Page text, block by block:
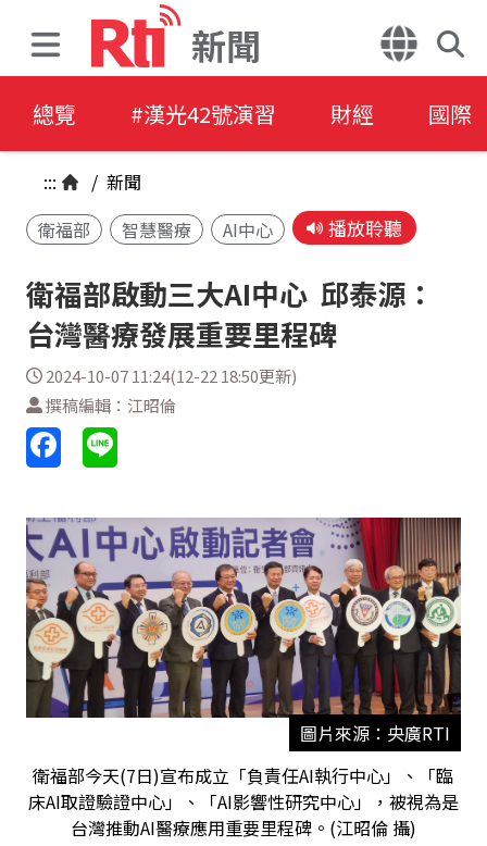
新聞
總覽 #漢光42號演習 財經 國際
::: / 新聞
衛福部
智慧醫療 AI中心 播放聆聽
衛福部啟動三大AI中心 邱泰源：
台灣醫療發展重要里程碑
2024-10-07 11:24(12-22 18:50更新)
撰稿編輯：江昭倫
圖片來源：央廣RTI
衛福部今天(7日)宣布成立「負責任AI執行中心」、「臨
床AI取證驗證中心」、「AI影響性研究中心」，被視為是
台灣推動AI醫療應用重要里程碑。(江昭倫 攝)